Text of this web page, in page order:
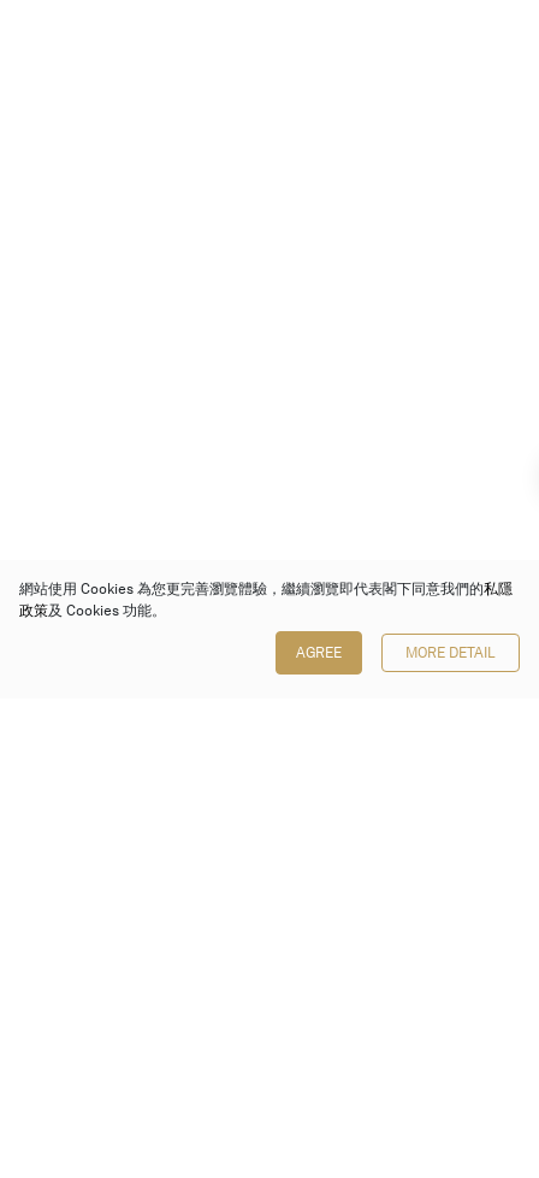
網站使用 Cookies 為您更完善瀏覽體驗，繼續瀏覽即代表閣下同意我們的私隱
政策及 Cookies 功能。
AGREE MORE DETAIL